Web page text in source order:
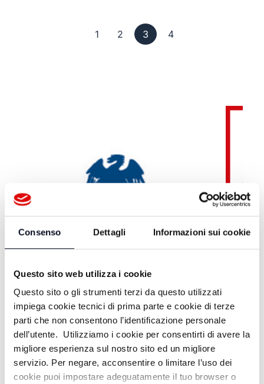
Consenso Dettagli Informazioni sui cookie
Questo sito web utilizza i cookie
Questo sito o gli strumenti terzi da questo utilizzati
impiega cookie tecnici di prima parte e cookie di terze
parti che non consentono l’identificazione personale
dell’utente. Utilizziamo i cookie per consentirti di avere la
migliore esperienza sul nostro sito ed un migliore
servizio. Per negare, acconsentire o limitare l’uso dei
cookie puoi impostare adeguatamente il tuo browser o
1 Pagina 1
2 Pagina 2
3 Pagina 3
4Pagina 4
Teleromagna OnDemand